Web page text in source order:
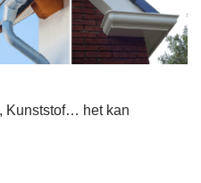
Kunststof… het kan